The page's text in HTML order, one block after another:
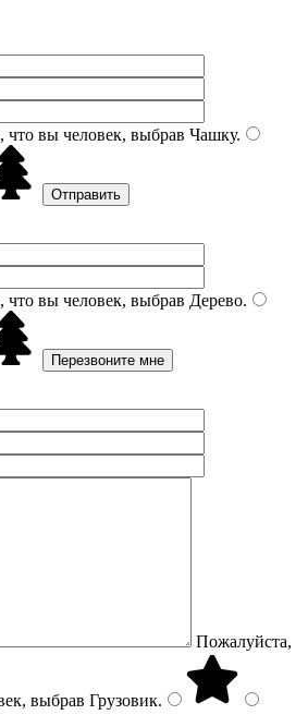
вы человек, выбрав Чашку.
вы человек, выбрав Дерево.
Пожалуйста,
выбрав Грузовик.